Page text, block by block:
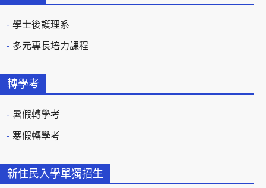
學士後護理系
多元專長培力課程
轉學考
暑假轉學考
寒假轉學考
新住民入學單獨招生